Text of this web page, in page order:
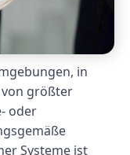
in
größter
oder
Systeme ist